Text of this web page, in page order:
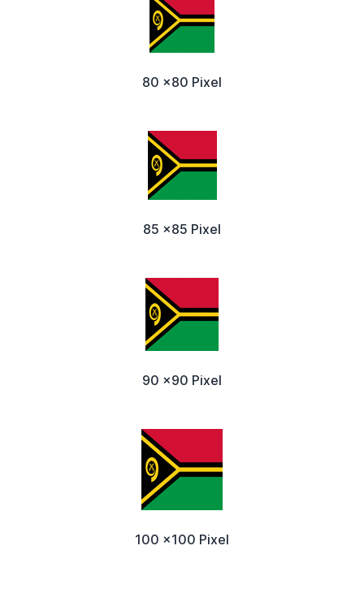
80 x80 Pixel
85 x85 Pixel
90 x90 Pixel
100 x100 Pixel